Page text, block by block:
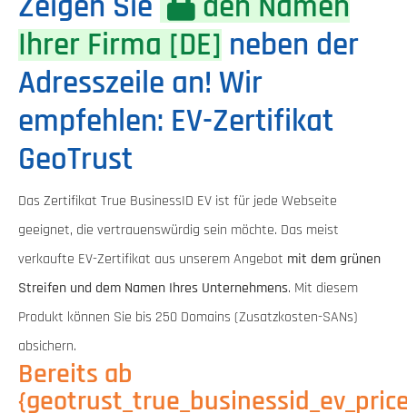
Zeigen Sie
den Namen
Ihrer Firma [DE] neben der
Adresszeile an! Wir
empfehlen: EV-Zertifikat
GeoTrust
Das Zertifikat True BusinessID EV ist für jede Webseite
geeignet, die vertrauenswürdig sein möchte. Das meist
verkaufte EV-Zertifikat aus unserem Angebot mit dem grünen
Streifen und dem Namen Ihres Unternehmens. Mit diesem
Produkt können Sie bis 250 Domains (Zusatzkosten-SANs)
absichern.
Bereits ab